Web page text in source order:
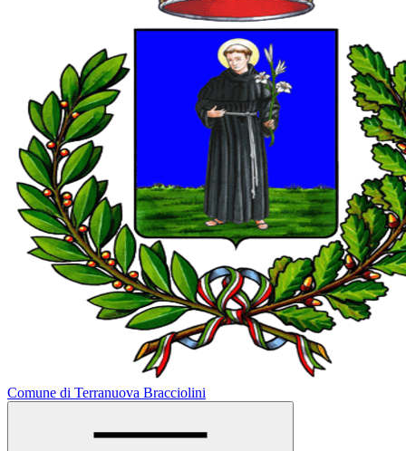
Comune di Terranuova Bracciolini